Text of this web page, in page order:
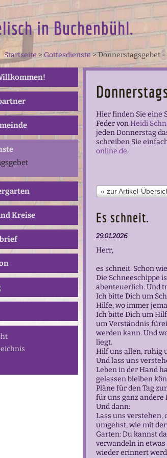
in Buchenbühl.
Startseite > Gottesdienste>Donnerstagsgebet -
Kreise
Hier finden Sie eine
Feder vonHeidi
jeden Donnerstag
schreiben Sie
online.de.
« zur Artikel-
Es schneit.
29.01.2026
Herr,
es schneit. Schon
Die Schneeschippe
abenteuerlich. Und
Ich bitte Dich um
Hilfe, wo immer
Ich bitte Dich um
um Verständnis
werden kann. Und
liegt.
Hilf uns allen, ruhig
Und lass uns
Leben in der Hand
gelassen bleiben
Pläne für den Tag
für uns ganz andere
Und dann:
Lass uns verstehen,
umgehst, wie mit
Garten: Du kannst
verwandeln in
wieder erinnert